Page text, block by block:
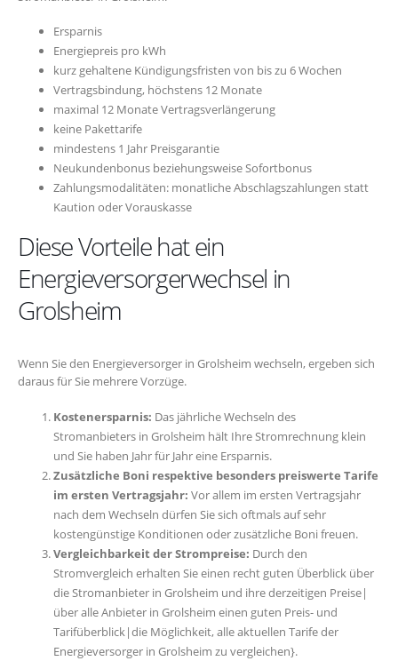
Ersparnis
Energiepreis pro kWh
kurz gehaltene Kündigungsfristen von bis zu 6 Wochen
Vertragsbindung, höchstens 12 Monate
maximal 12 Monate Vertragsverlängerung
keine Pakettarife
mindestens 1 Jahr Preisgarantie
Neukundenbonus beziehungsweise Sofortbonus
Zahlungsmodalitäten: monatliche Abschlagszahlungen statt
Kaution oder Vorauskasse
Diese Vorteile hat ein
Energieversorgerwechsel in
Grolsheim
Wenn Sie den Energieversorger in Grolsheim wechseln, ergeben sich
daraus für Sie mehrere Vorzüge.
Kostenersparnis: Das jährliche Wechseln des
Stromanbieters in Grolsheim hält Ihre Stromrechnung klein
und Sie haben Jahr für Jahr eine Ersparnis.
Zusätzliche Boni respektive besonders preiswerte Tarife
im ersten Vertragsjahr: Vor allem im ersten Vertragsjahr
nach dem Wechseln dürfen Sie sich oftmals auf sehr
kostengünstige Konditionen oder zusätzliche Boni freuen.
Vergleichbarkeit der Strompreise: Durch den
Stromvergleich erhalten Sie einen recht guten Überblick über
die Stromanbieter in Grolsheim und ihre derzeitigen Preise|
über alle Anbieter in Grolsheim einen guten Preis- und
Tarifüberblick|die Möglichkeit, alle aktuellen Tarife der
Energieversorger in Grolsheim zu vergleichen}.